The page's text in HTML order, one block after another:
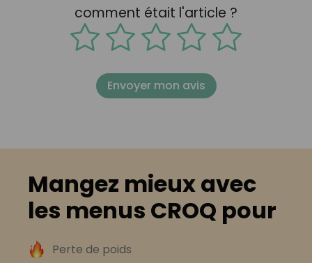
comment était l'article ?
Envoyer mon avis
Mangez mieux avec
les menus CROQ pour
Perte de poids